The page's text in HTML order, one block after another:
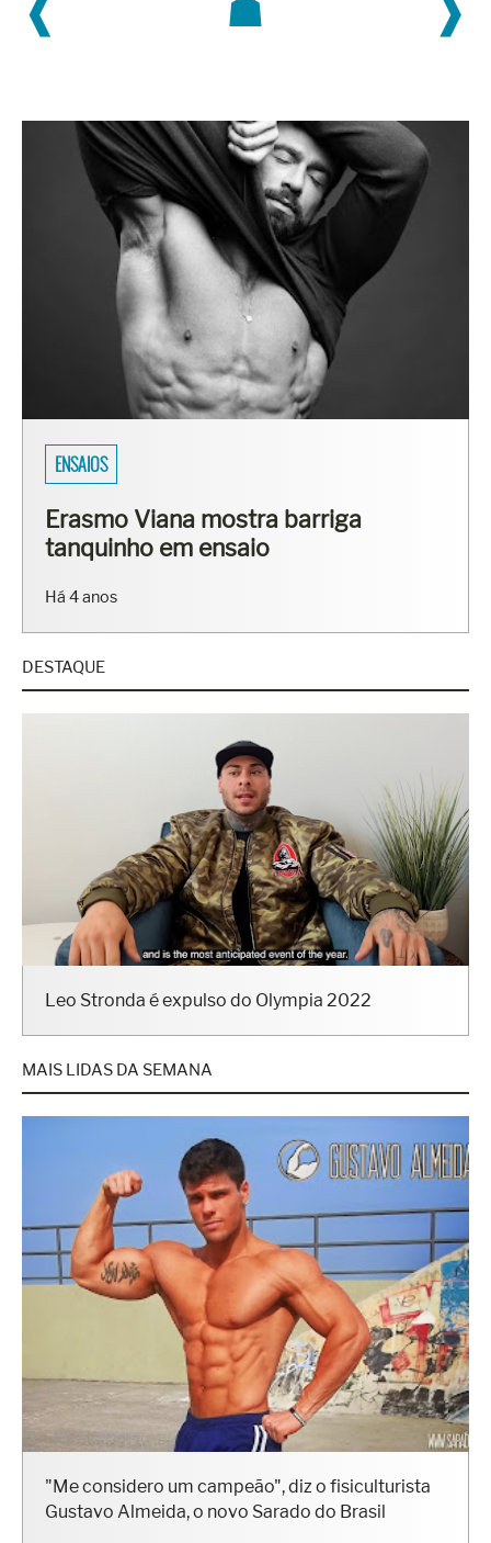
❰ ❱
☗
ENSAIOS
Erasmo Viana mostra barriga
tanquinho em ensaio
Há 4 anos
DESTAQUE
Leo Stronda é expulso do Olympia 2022
MAIS LIDAS DA SEMANA
"Me considero um campeão", diz o fisiculturista
Gustavo Almeida, o novo Sarado do Brasil